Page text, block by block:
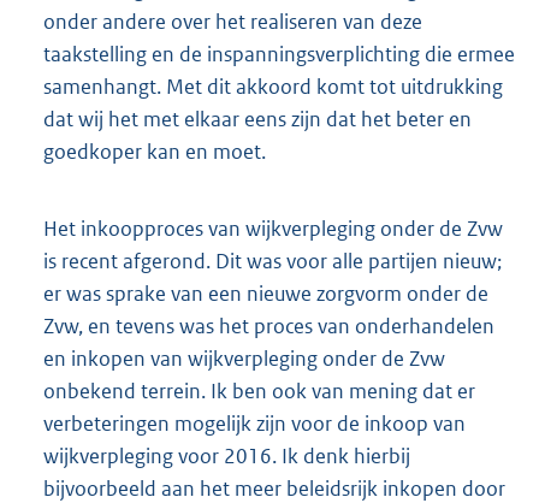
onder andere over het realiseren van deze
taakstelling en de inspanningsverplichting die ermee
samenhangt. Met dit akkoord komt tot uitdrukking
dat wij het met elkaar eens zijn dat het beter en
goedkoper kan en moet.
Het inkoopproces van wijkverpleging onder de Zvw
is recent afgerond. Dit was voor alle partijen nieuw;
er was sprake van een nieuwe zorgvorm onder de
Zvw, en tevens was het proces van onderhandelen
en inkopen van wijkverpleging onder de Zvw
onbekend terrein. Ik ben ook van mening dat er
verbeteringen mogelijk zijn voor de inkoop van
wijkverpleging voor 2016. Ik denk hierbij
bijvoorbeeld aan het meer beleidsrijk inkopen door